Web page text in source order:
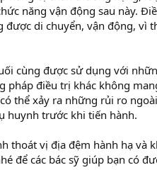
năng vận động sau này.
di chuyển, vận động, vì
cùng được sử dụng với
pháp điều trị khác không
thể xảy ra những rủi ro
huynh trước khi tiến hành.
thoát vị địa đệm hành hạ và
để các bác sỹ giúp bạn có